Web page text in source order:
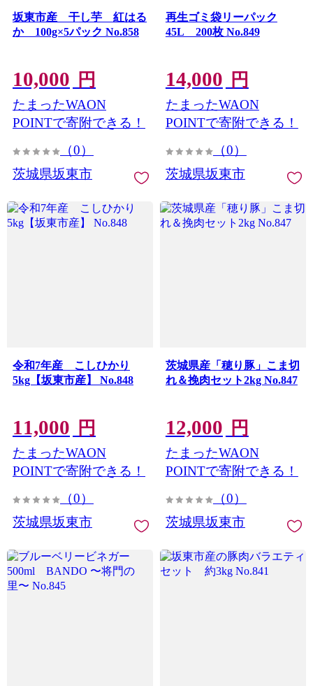
坂東市産 干し芋 紅はる
か 100g×5パック No.858
10,000 円
たまったWAON
POINTで寄附できる！
（0）
茨城県坂東市
再生ゴミ袋リーパック
45L 200枚 No.849
14,000 円
たまったWAON
POINTで寄附できる！
（0）
茨城県坂東市
令和7年産 こしひかり
5kg【坂東市産】 No.848
11,000 円
たまったWAON
POINTで寄附できる！
（0）
茨城県坂東市
茨城県産「穂り豚」こま切
れ＆挽肉セット2kg No.847
12,000 円
たまったWAON
POINTで寄附できる！
（0）
茨城県坂東市